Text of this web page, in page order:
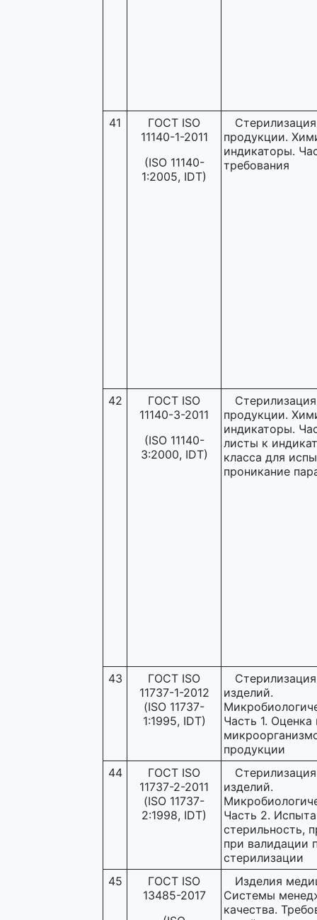
41
ГОСТ ISO
11140-1-2011
(ISO 11140-
1:2005, IDT)
продукции.
индикаторы.
требования
42
ГОСТ ISO
11140-3-2011
(ISO 11140-
3:2000, IDT)
продукции.
индикаторы.
листы к
класса для
проникание
43
ГОСТ ISO
11737-1-2012
(ISO 11737-
1:1995, IDT)
изделий.
Часть 1. Оценка
продукции
44
ГОСТ ISO
11737-2-2011
(ISO 11737-
2:1998, IDT)
изделий.
Часть 2.
стерильность,
при валидации
стерилизации
45
ГОСТ ISO
13485-2017
Изделия
Системы
качества.